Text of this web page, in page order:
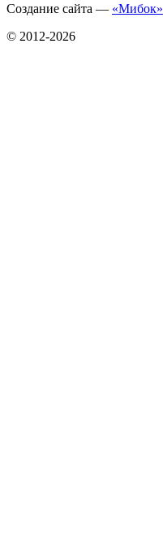
Создание сайта — «Мибок»
© 2012-2026